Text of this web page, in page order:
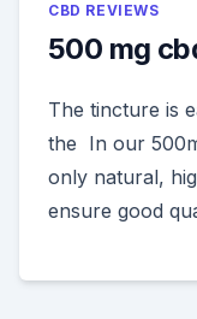
CBD REVIEWS
500 mg
The tincture is
the In our
only natural,
ensure good